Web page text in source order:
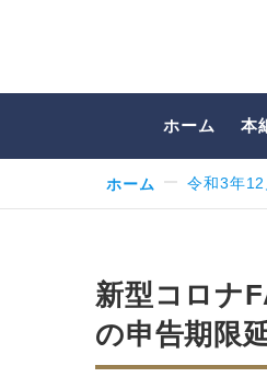
ホーム 本
ホーム 令和3年
新型コロナ
の申告期限